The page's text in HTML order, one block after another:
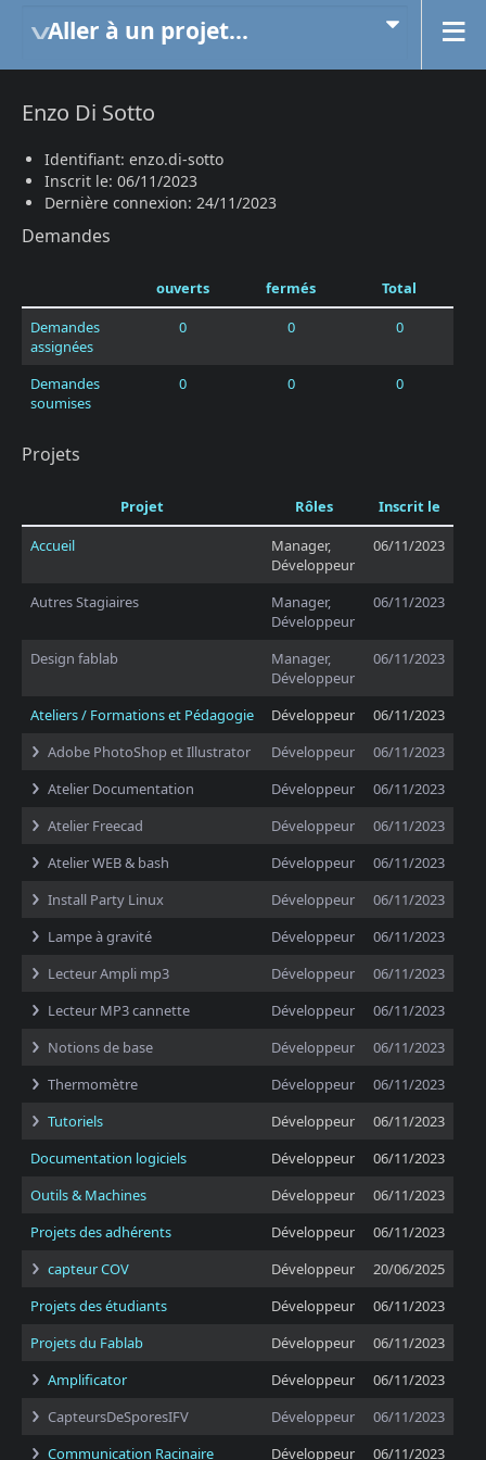
Aller à un projet...
Enzo Di Sotto
Identifiant: enzo.di-sotto
Inscrit le: 06/11/2023
Dernière connexion: 24/11/2023
Demandes
ouverts fermés
Total
Demandes
assignées
0 0 0
Demandes
soumises
0 0 0
Projets
Projet Rôles
Inscrit le
Accueil
Manager,
Développeur
06/11/2023
Autres Stagiaires
Manager,
Développeur
06/11/2023
Design fablab
Manager,
Développeur
06/11/2023
Ateliers / Formations et Pédagogie Développeur
06/11/2023
Adobe PhotoShop et Illustrator
Développeur
06/11/2023
Atelier Documentation
Développeur
06/11/2023
Atelier Freecad
Développeur
06/11/2023
Atelier WEB & bash
Développeur
06/11/2023
Install Party Linux
Développeur
06/11/2023
Lampe à gravité
Développeur
06/11/2023
Lecteur Ampli mp3
Développeur
06/11/2023
Lecteur MP3 cannette
Développeur
06/11/2023
Notions de base
Développeur
06/11/2023
Thermomètre
Développeur
06/11/2023
Tutoriels
Développeur
06/11/2023
Documentation logiciels
Développeur
06/11/2023
Outils & Machines
Développeur
06/11/2023
Projets des adhérents
Développeur
06/11/2023
capteur COV
Développeur
20/06/2025
Projets des étudiants
Développeur
06/11/2023
Projets du Fablab
Développeur
06/11/2023
Amplificator
Développeur
06/11/2023
CapteursDeSporesIFV
Développeur
06/11/2023
Communication Racinaire
Développeur 06/11/2023